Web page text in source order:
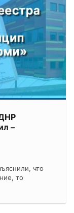
–
что
то